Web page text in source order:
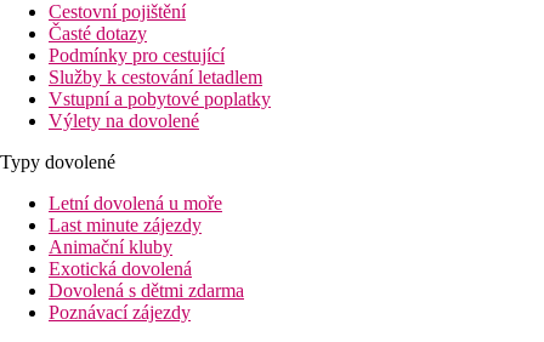
Cestovní pojištění
Časté dotazy
Podmínky pro cestující
Služby k cestování letadlem
Vstupní a pobytové poplatky
Výlety na dovolené
Typy dovolené
Letní dovolená u moře
Last minute zájezdy
Animační kluby
Exotická dovolená
Dovolená s dětmi zdarma
Poznávací zájezdy